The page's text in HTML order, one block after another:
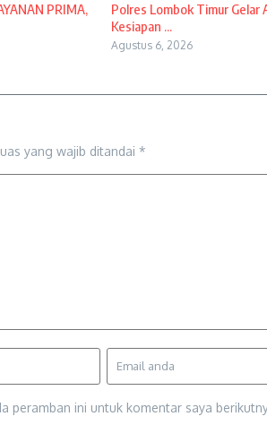
PRIMA,
Polres Lombok Timur Gelar
Kesiapan ...
Agustus 6, 2026
yang wajib ditandai *
peramban ini untuk komentar saya